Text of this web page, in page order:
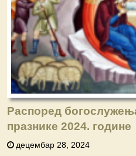
Распоред
празнике 2024. године
децембар 28, 2024